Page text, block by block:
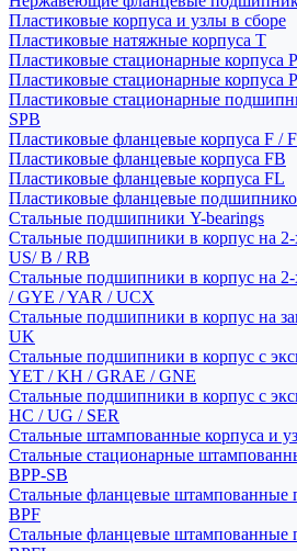
Пластиковые корпуса и узлы в сборе
Пластиковые натяжные корпуса T
Пластиковые стационарные корпуса P
Пластиковые стационарные корпуса
Пластиковые стационарные
SPB
Пластиковые фланцевые корпуса F /
Пластиковые фланцевые корпуса FB
Пластиковые фланцевые корпуса FL
Пластиковые фланцевые
Стальные подшипники Y-bearings
Стальные подшипники в корпус на
US/ B / RB
Стальные подшипники в корпус на
/ GYE / YAR / UCX
Стальные подшипники в корпус на
UK
Стальные подшипники в корпус с
YET / KH / GRAE / GNE
Стальные подшипники в корпус с
HC / UG / SER
Стальные штампованные корпуса и
Стальные стационарные
BPP-SB
Стальные фланцевые штампованные
BPF
Стальные фланцевые штампованные